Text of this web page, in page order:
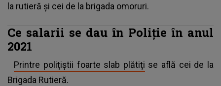
la rutieră şi cei de la brigada omoruri.
Ce salarii se dau în Poliţie în anul
2021
Printre poliţiştii foarte slab plătiţi se află cei de la
Brigada Rutieră.